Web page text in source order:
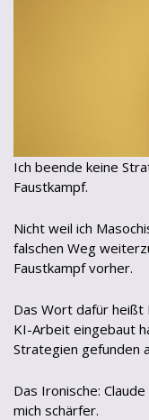
Ich beende keine
Faustkampf.
Nicht weil ich
falschen Weg
Faustkampf vorher.
Das Wort dafür heißt
KI-Arbeit eingebaut
Strategien gefunden
Das Ironische:
mich schärfer.